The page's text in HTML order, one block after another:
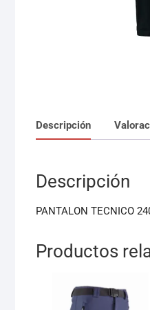
Descripción
Descripción
PANTALON TECNICO
Productos